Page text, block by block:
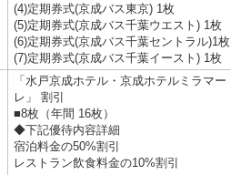
(4)定期券式(京成バス東京) 1枚
(5)定期券式(京成バス千葉ウエスト) 1枚
(6)定期券式(京成バス千葉セントラル)1枚
(7)定期券式(京成バス千葉イースト) 1枚
「水戸京成ホテル・京成ホテルミラマー
レ」 割引
■8枚（年間 16枚）
◆下記優待内容詳細
宿泊料金の50%割引
レストラン飲食料金の10%割引